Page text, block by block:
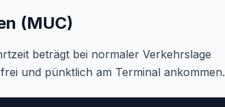
(MUC)
beträgt bei normaler Verkehrslage
und pünktlich am Terminal ankommen.